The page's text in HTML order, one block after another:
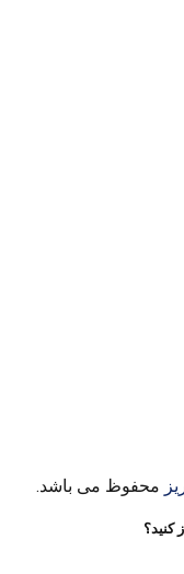
محفوظ می باشد.
کنید؟